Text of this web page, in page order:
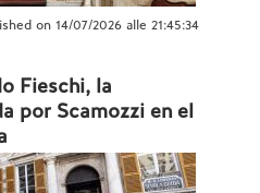
on 14/07/2026 alle 21:45:34
Fieschi, la
por Scamozzi en el